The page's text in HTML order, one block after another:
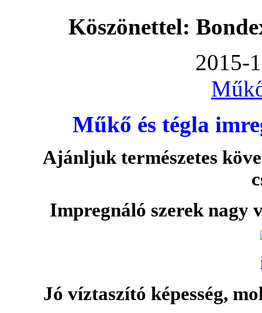
Köszönettel:
2015-
Műkő és tégla
Ajánljuk természetes
Impregnáló szerek
Jó víztaszító képesség,